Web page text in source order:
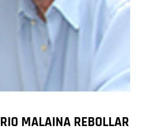
MALAINA REBOLLAR